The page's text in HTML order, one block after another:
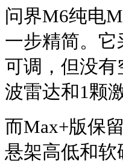
问界M6纯电
一步精简。
可调，但没
波雷达和1颗
而Max+版保
悬架高低和